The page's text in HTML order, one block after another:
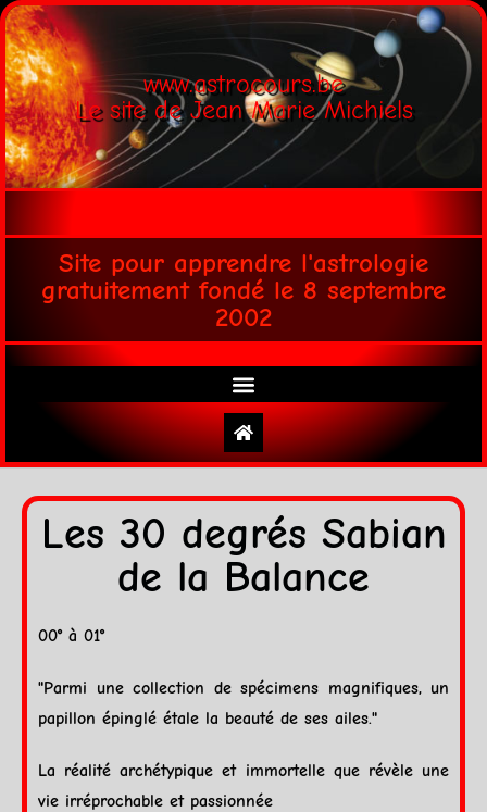
www.astrocours.be
Le site de Jean Marie Michiels
Site pour apprendre l'astrologie
gratuitement fondé le 8 septembre
2002
Les 30 degrés Sabian
de la Balance
00° à 01°
"Parmi une collection de spécimens magnifiques, un
papillon épinglé étale la beauté de ses ailes."
La réalité archétypique et immortelle que révèle une
vie irréprochable et passionnée